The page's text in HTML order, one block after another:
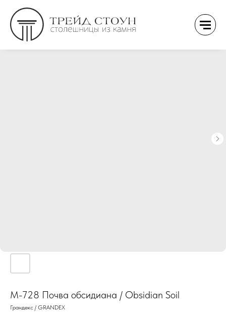
М-728 Почва обсидиана / Obsidian Soil
Грандекс / GRANDEX